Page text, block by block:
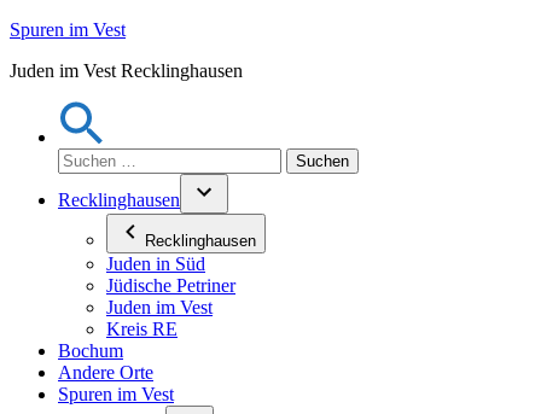
Zum
springen
Spuren im Vest
Juden im Vest Recklinghausen
Suchen
nach:
Recklinghausen
Recklinghausen
Juden in Süd
Jüdische Petriner
Juden im Vest
Kreis RE
Bochum
Andere Orte
Spuren im Vest